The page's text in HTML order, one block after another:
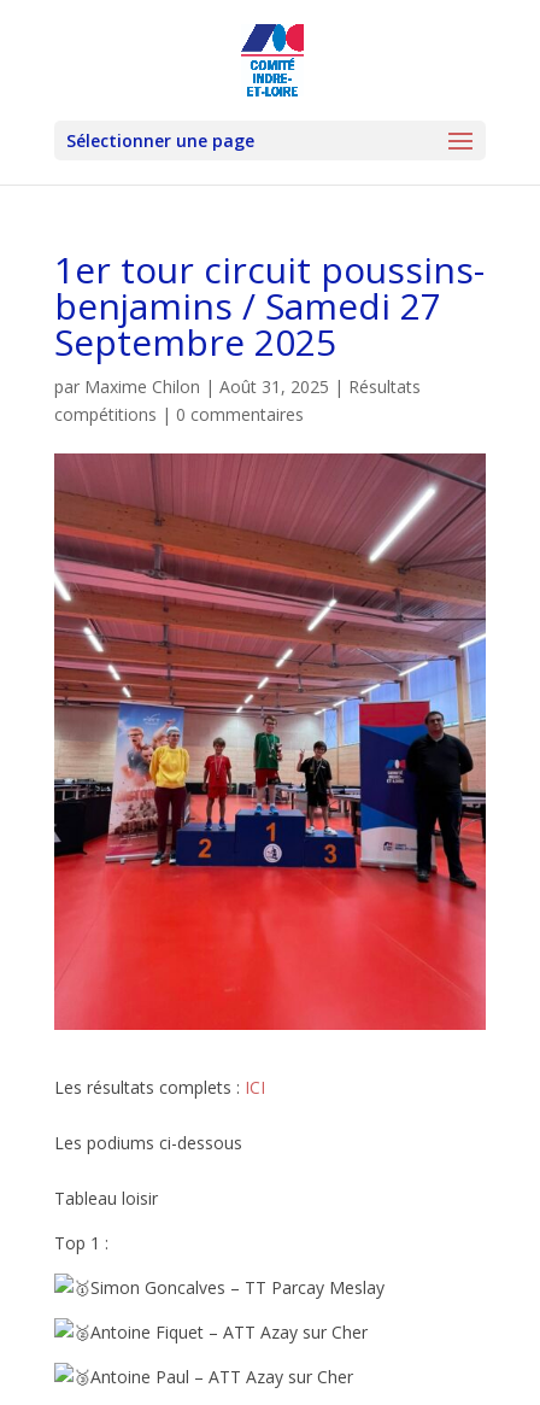
Sélectionner une page
1er tour circuit poussins-
benjamins / Samedi 27
Septembre 2025
par Maxime Chilon | Août 31, 2025 | Résultats
compétitions | 0 commentaires
Les résultats complets : ICI
Les podiums ci-dessous
Tableau loisir
Top 1 :
Simon Goncalves – TT Parcay Meslay
Antoine Fiquet – ATT Azay sur Cher
Antoine Paul – ATT Azay sur Cher